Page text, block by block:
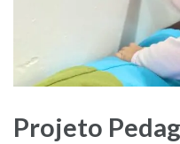
Projeto